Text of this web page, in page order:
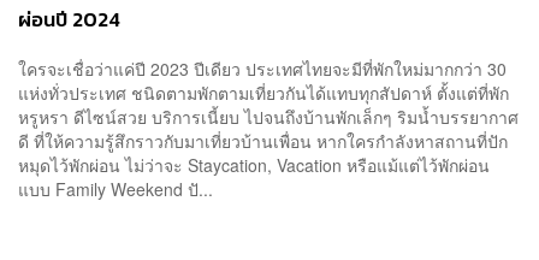
ผ่อนปี 2024
ใครจะเชื่อว่าแค่ปี 2023 ปีเดียว ประเทศไทยจะมีที่พักใหม่มากกว่า 30
แห่งทั่วประเทศ ชนิดตามพักตามเที่ยวกันได้แทบทุกสัปดาห์ ตั้งแต่ที่พัก
หรูหรา ดีไซน์สวย บริการเนี้ยบ ไปจนถึงบ้านพักเล็กๆ ริมน้ำบรรยากาศ
ดี ที่ให้ความรู้สึกราวกับมาเที่ยวบ้านเพื่อน หากใครกำลังหาสถานที่ปัก
หมุดไว้พักผ่อน ไม่ว่าจะ Staycation, Vacation หรือแม้แต่ไว้พักผ่อน
แบบ Family Weekend ปั...